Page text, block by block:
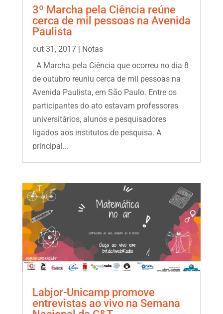
3º Marcha pela Ciência reúne
cerca de mil pessoas na Avenida
Paulista
out 31, 2017| Notas
A Marcha pela Ciência que ocorreu no dia 8
de outubro reuniu cerca de mil pessoas na
Avenida Paulista, em São Paulo. Entre os
participantes do ato estavam professores
universitários, alunos e pesquisadores
ligados aos institutos de pesquisa. A
principal...
Labjor-Unicamp promove
entrevistas ao vivo na Semana